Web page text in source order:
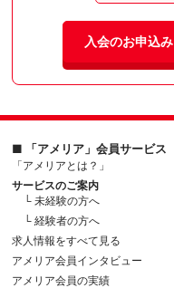
入会のお申込み
■ 「アメリア」会員サービス
「アメリアとは？」
サービスのご案内
└ 未経験の方へ
└ 経験者の方へ
求人情報をすべて見る
アメリア会員インタビュー
アメリア会員の実績